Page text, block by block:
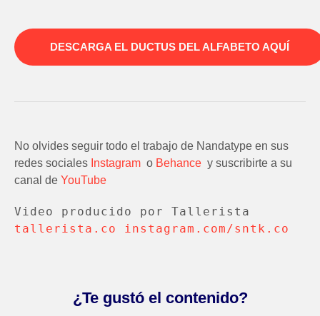
DESCARGA EL DUCTUS DEL ALFABETO AQUÍ
No olvides seguir todo el trabajo de Nandatype en sus
redes sociales Instagramo Behance y suscribirte a su
canal de YouTube
tallerista.co
instagram.com/sntk.co
¿Te gustó el contenido?